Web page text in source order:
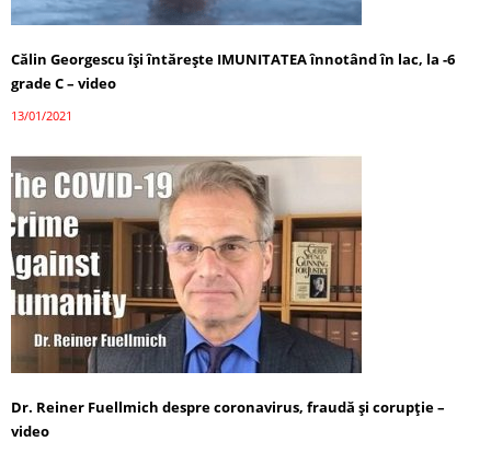
Călin Georgescu își întărește IMUNITATEA înnotând în lac, la -6
grade C – video
13/01/2021
Dr. Reiner Fuellmich despre coronavirus, fraudă și corupție –
video